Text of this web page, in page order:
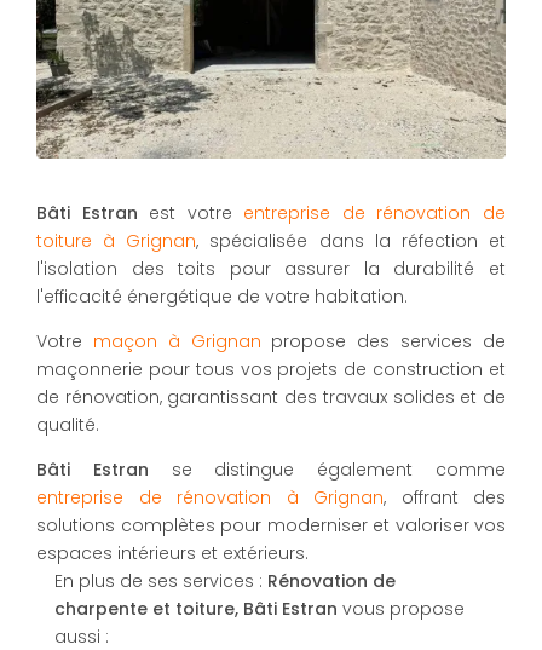
Bâti Estran est votre entreprise de rénovation de
toiture à Grignan, spécialisée dans la réfection et
l'isolation des toits pour assurer la durabilité et
l'efficacité énergétique de votre habitation.
Votre maçon à Grignan propose des services de
maçonnerie pour tous vos projets de construction et
de rénovation, garantissant des travaux solides et de
qualité.
Bâti Estran se distingue également comme
entreprise de rénovation à Grignan, offrant des
solutions complètes pour moderniser et valoriser vos
espaces intérieurs et extérieurs.
En plus de ses services : Rénovation de
charpente et toiture, Bâti Estran vous propose
aussi :